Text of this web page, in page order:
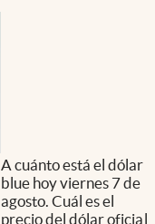
A cuánto está el dólar
blue hoy viernes 7 de
agosto. Cuál es el
precio del dólar oficial